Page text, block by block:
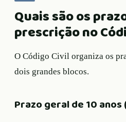
Quais são os
prescrição no
O Código Civil organiza os
dois grandes blocos.
Prazo geral de 10